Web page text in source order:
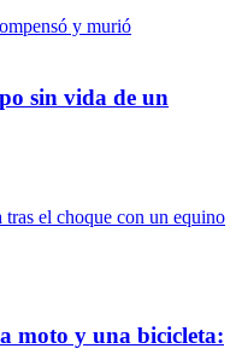
sin vida de un
moto y una bicicleta: